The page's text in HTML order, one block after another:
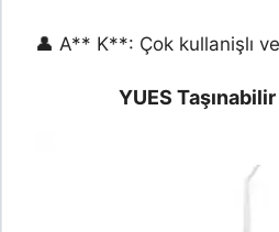
👤 A** K**: Çok kullanişlı
YUES